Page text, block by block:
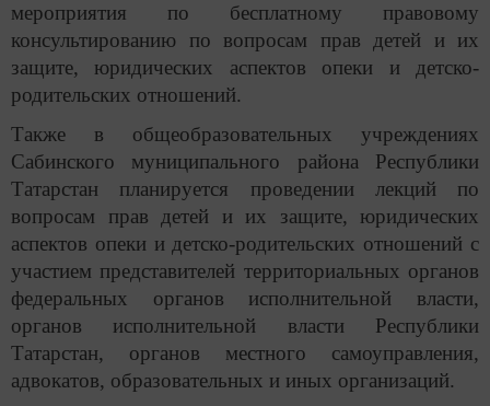
мероприятия по бесплатному правовому
консультированию по вопросам прав детей и их
защите, юридических аспектов опеки и детско-
родительских отношений.
Также в общеобразовательных учреждениях
Сабинского муниципального района Республики
Татарстан планируется проведении лекций по
вопросам прав детей и их защите, юридических
аспектов опеки и детско-родительских отношений с
участием представителей территориальных органов
федеральных органов исполнительной власти,
органов исполнительной власти Республики
Татарстан, органов местного самоуправления,
адвокатов, образовательных и иных организаций.